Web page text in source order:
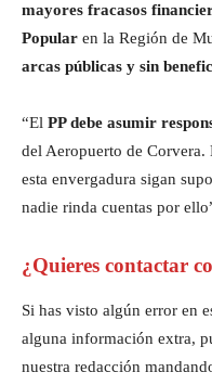
mayores fracasos
Popular en la Región de
arcas públicas y sin
“El PP debe asumir
del Aeropuerto de Corvera.
esta envergadura sigan
nadie rinda cuentas por
¿Quieres contactar
Si has visto algún error en
alguna información extra,
nuestra redacción